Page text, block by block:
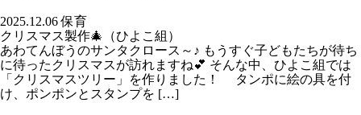
2025.12.06 保育
クリスマス製作🎄（ひよこ組）
あわてんぼうのサンタクロース～♪ もうすぐ子どもたちが待ち
に待ったクリスマスが訪れますね💕 そんな中、ひよこ組では
「クリスマスツリー」を作りました！ タンポに絵の具を付
け、ポンポンとスタンプを […]